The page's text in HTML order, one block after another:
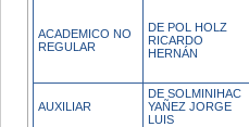
ACADEMICO NO
REGULAR
DE POL HOLZ
RICARDO
HERNÁN
AUXILIAR
DE SOLMINIHAC
YAÑEZ JORGE
LUIS